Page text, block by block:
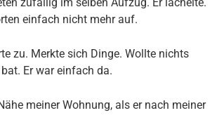
einfach nicht mehr auf.
zu. Merkte sich Dinge. Wollte nichts
Er war einfach da.
meiner Wohnung, als er nach meiner